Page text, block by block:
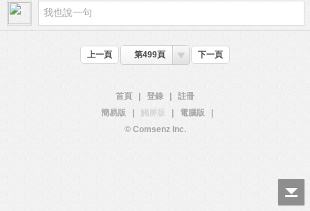
上一頁 第499頁 下一頁
首頁 登錄
註冊
簡易版
觸屏版 電腦版
© Comsenz Inc.